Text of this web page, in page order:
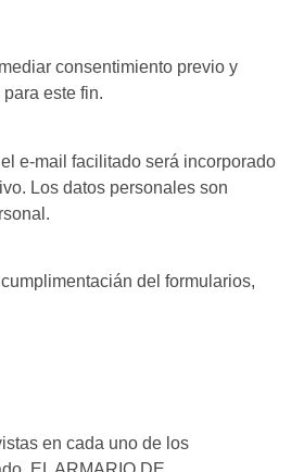
consentimiento previo y
este fin.
e-mail facilitado será incorporado
Los datos personales son
del formularios,
en cada uno de los